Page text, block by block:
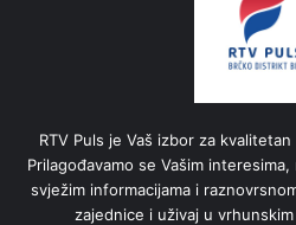
RTV Puls je Vaš izbor za
Prilagođavamo se Vašim
svježim informacijama i
zajednice i uživaj u